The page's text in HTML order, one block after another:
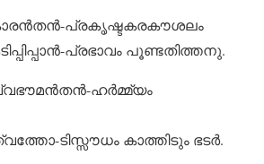
പ്രകൃഷ്ടകരകൗശലം
പ്രഭാവം പൂണ്ടതിത്തനു.
ഹർമ്മ്യം
ടിസ്സൗധം കാത്തിടും ഭടർ.